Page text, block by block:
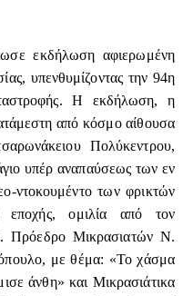
εκδήλωση αφιερωμένη
υπενθυμίζοντας την 94η
Η εκδήλωση, η
από κόσμο αίθουσα
Πολύκεντρου,
υπέρ αναπαύσεως των εν
ντοκουμέντο των φρικτών
εποχής, ομιλία από τον
Πρόεδρο Μικρασιατών Ν.
με θέμα: «Το χάσμα
άνθη» και Μικρασιάτικα